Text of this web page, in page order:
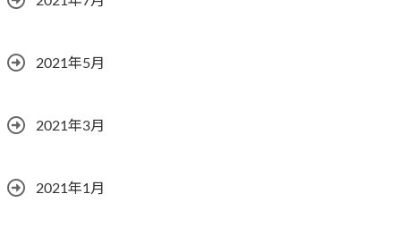
2021年5月
2021年3月
2021年1月